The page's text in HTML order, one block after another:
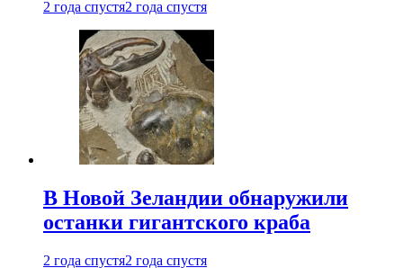
2 года спустя2 года спустя
В Новой Зеландии обнаружили
останки гигантского краба
2 года спустя2 года спустя